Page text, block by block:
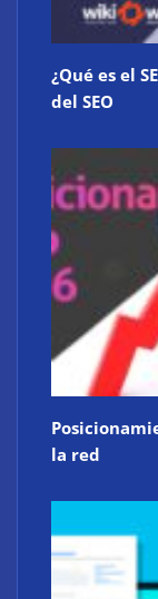
¿Qué es el
del SEO
la red